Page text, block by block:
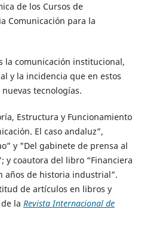
de los Cursos de
Comunicación para la
la comunicación institucional,
y la incidencia que en estos
tecnologías.
Estructura y Funcionamiento
El caso andaluz”,
y "Del gabinete de prensa al
y coautora del libro “Financiera
años de historia industrial”.
de artículos en libros y
la Revista Internacional de